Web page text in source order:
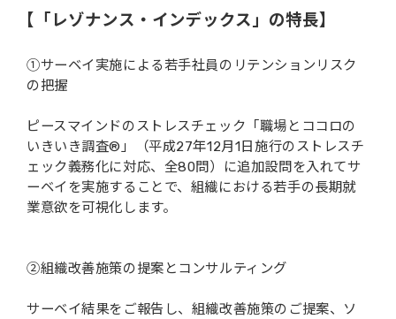
【「レゾナンス・インデックス」の特長】
①サーベイ実施による若手社員のリテンションリスク
の把握
ピースマインドのストレスチェック「職場とココロの
いきいき調査®」（平成27年12月1日施行のストレスチ
ェック義務化に対応、全80問）に追加設問を入れてサ
ーベイを実施することで、組織における若手の長期就
業意欲を可視化します。
②組織改善施策の提案とコンサルティング
サーベイ結果をご報告し、組織改善施策のご提案、ソ